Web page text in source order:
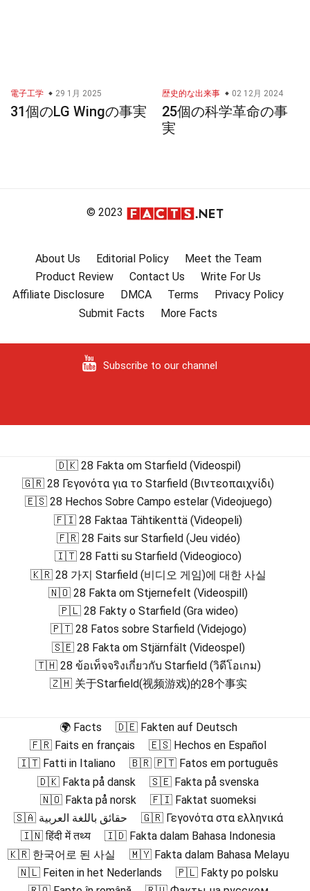
電子工学 29 1月 2025
31個のLG Wingの事実
歴史的な出来事 02 12月 2024
25個の科学革命の事
実
© 2023
About Us Editorial Policy
Meet the Team
Product Review
Contact Us
Write For Us
Affiliate Disclosure
DMCA Terms
Privacy Policy
Submit Facts
More Facts
Subscribe to our channel
🇩🇰 28 Fakta om Starfield (Videospil)
🇬🇷 28 Γεγονότα για το Starfield (Βιντεοπαιχνίδι)
🇪🇸 28 Hechos Sobre Campo estelar (Videojuego)
🇫🇮 28 Faktaa Tähtikenttä (Videopeli)
🇫🇷 28 Faits sur Starfield (Jeu vidéo)
🇮🇹 28 Fatti su Starfield (Videogioco)
🇰🇷 28 가지 Starfield (비디오 게임)에 대한 사실
🇳🇴 28 Fakta om Stjernefelt (Videospill)
🇵🇱 28 Fakty o Starfield (Gra wideo)
🇵🇹 28 Fatos sobre Starfield (Videjogo)
🇸🇪 28 Fakta om Stjärnfält (Videospel)
🇹🇭 28 ข้อเท็จจริงเกี่ยวกับ Starfield (วิดีโอเกม)
🇿🇭 关于Starfield(视频游戏)的28个事实
🌍 Facts
🇩🇪 Fakten auf Deutsch
🇫🇷 Faits en français
🇪🇸 Hechos en Español
🇮🇹 Fatti in Italiano
🇧🇷 🇵🇹 Fatos em português
🇩🇰 Fakta på dansk
🇸🇪 Fakta på svenska
🇳🇴 Fakta på norsk
🇫🇮 Faktat suomeksi
🇸🇦 حقائق باللغة العربية
🇬🇷 Γεγονότα στα ελληνικά
🇮🇳 हिंदी में तथ्य
🇮🇩 Fakta dalam Bahasa Indonesia
🇰🇷 한국어로 된 사실
🇲🇾 Fakta dalam Bahasa Melayu
🇳🇱 Feiten in het Nederlands
🇵🇱 Fakty po polsku